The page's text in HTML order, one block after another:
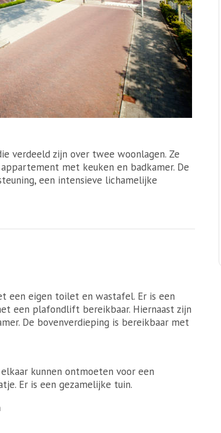
verdeeld zijn over twee woonlagen. Ze
met keuken en badkamer. De
een intensieve lichamelijke
een eigen toilet en wastafel. Er is een
een plafondlift bereikbaar. Hiernaast zijn
De bovenverdieping is bereikbaar met
kunnen ontmoeten voor een
Er is een gezamelijke tuin.